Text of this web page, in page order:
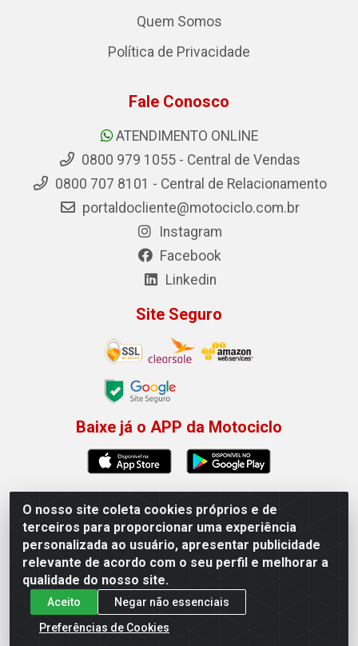
Permitir que a Motociclo envie notificações com
novidades e ofertas exclusivas.
Powered by SendPulse
×
O nosso site coleta cookies próprios e de
terceiros para proporcionar uma experiência
personalizada ao usuário, apresentar publicidade
relevante de acordo com o seu perfil e melhorar a
qualidade do nosso site.
Aceito
Negar não essenciais
Preferências de Cookies
Quem Somos
Política de Privacidade
Fale Conosco
ATENDIMENTO ONLINE
0800 979 1055 - Central de Vendas
0800 707 8101 - Central de Relacionamento
portaldocliente@motociclo.com.br
Instagram
Facebook
Linkedin
Site Seguro
Baixe já o APP da Motociclo
Motociclo - Rua Francisco Sousa dos Santos, 731 -
Jardim Limoeiro, Serra/ES - CEP 29.164-153 - CNPJ
01.407.607/0001-53